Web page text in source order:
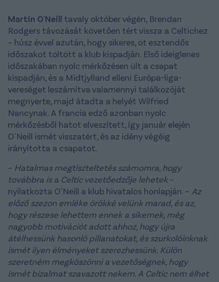
Martin O'Neill tavaly október végén, Brendan
Rodgers távozását követően tért vissza a Celtichez
– húsz évvel azután, hogy sikeres, öt esztendős
időszakot töltött a klub kispadján. Első ideiglenes
időszakában nyolc mérkőzésen ült a csapat
kispadján, és a Midtjylland elleni Európa-liga-
vereséget leszámítva valamennyi találkozóját
megnyerte, majd átadta a helyét Wilfried
Nancynak. A francia edző azonban nyolc
mérkőzésből hatot elveszített, így január elején
O'Neill ismét visszatért, és az idény végéig
irányította a csapatot.
– Hatalmas megtiszteltetés számomra, hogy
továbbra is a Celtic vezetőedzője lehetek–
nyilatkozta O'Neill a klub hivatalos honlapján. – Az
előző szezon emléke örökké velünk marad, és az,
hogy részese lehettem ennek a sikernek, még
nagyobb motivációt adott ahhoz, hogy újra
átélhessünk hasonló pillanatokat, és szurkolóinknak
ismét ilyen élményeket szerezhessünk. Külön
szeretném megköszönni a vezetőségnek, hogy
ismét bizalmat szavazott nekem. A Celtic nem élhet